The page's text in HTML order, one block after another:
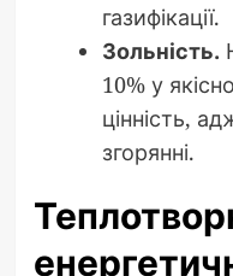
газифікації.
Зольність.
10% у
цінність,
згорянні.